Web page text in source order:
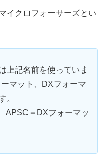
イクロフォーサーズとい
上記名前を使っていま
マット、DXフォーマ
。
APSC＝DXフォーマッ